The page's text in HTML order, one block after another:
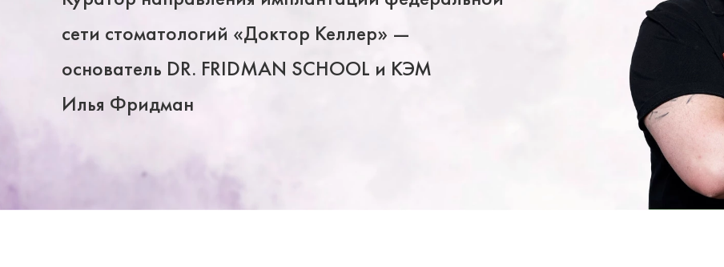
сети стоматологий «Доктор Келлер» —
основатель DR. FRIDMAN SCHOOL и КЭМ
Илья Фридман